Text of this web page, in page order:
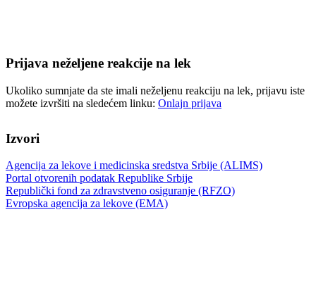
Prijava neželjene reakcije na lek
Ukoliko sumnjate da ste imali neželjenu reakciju na lek, prijavu iste
možete izvršiti na sledećem linku: Onlajn prijava
Izvori
Agencija za lekove i medicinska sredstva Srbije (ALIMS)
Portal otvorenih podatak Republike Srbije
Republički fond za zdravstveno osiguranje (RFZO)
Evropska agencija za lekove (EMA)